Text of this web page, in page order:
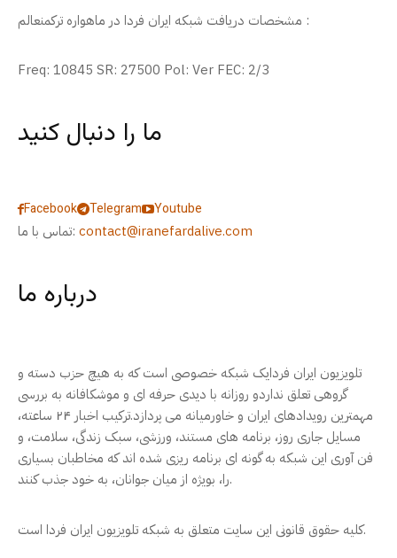
مشخصات دریافت شبکه ایران فردا در ماهواره ترکمنعالم :
Freq: 10845 SR: 27500 Pol: Ver FEC: 2/3
ما را دنبال کنید
Facebook Telegram
Youtube
تماس با ما: contact@iranefardalive.com
درباره ما
تلویزیون ایران فردایک شبکه خصوصی است که به هیچ حزب دسته و
گروهی تعلق نداردو روزانه با دیدی حرفه ای و موشکافانه به بررسی
مهمترین رویدادهای ایران و خاورمیانه می پردازد.ترکیب اخبار ۲۴ ساعته،
مسایل جاری روز، برنامه های مستند، ورزشی، سبک زندگی، سلامت، و
فن آوری این شبکه به گونه ای برنامه ریزی شده اند که مخاطبان بسیاری
را، بویژه از میان جوانان، به خود جذب کنند.
کلیه حقوق قانونی این سایت متعلق به شبکه تلویزیون ایران فردا است.